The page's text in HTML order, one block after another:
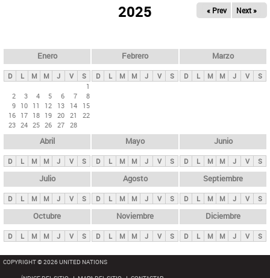
ds
p
n
i
p
a
l
s
2025 « Prev Next »
Enero
D L M M J V
S
1
2
3 4 5 6 7
8
9 10 11 12 13 14
15
16 17 18 19 20 21
22
23 24 25 26 27 28
Febrero
D L M M J V S
Marzo
D L M M J V S
Abril
D L M M J V S
Mayo
D L M M J V S
Junio
D L M M J V S
Julio
D L M M J V S
Agosto
D L M M J V S
Septiembre
D L M M J V S
Octubre
D L M M J V S
Noviembre
D L M M J V S
Diciembre
D L M M J V S
COPYRIGHT © 2026 UNITED NATIONS